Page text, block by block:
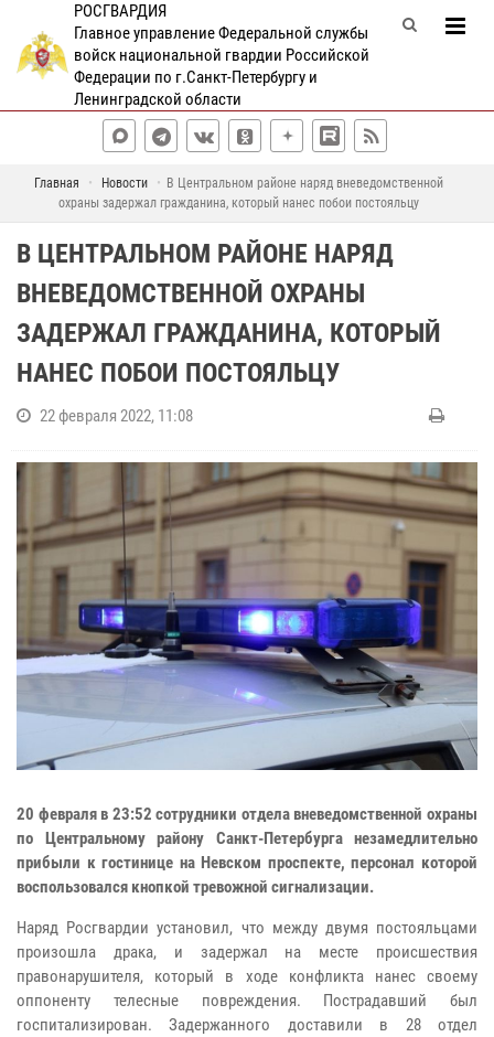
РОСГВАРДИЯ
Главное управление Федеральной службы
войск национальной гвардии Российской
Федерации по г.Санкт-Петербургу и
Ленинградской области
Главная Новости
В Центральном районе наряд вневедомственной
охраны задержал гражданина, который нанес побои постояльцу
В ЦЕНТРАЛЬНОМ РАЙОНЕ НАРЯД
ВНЕВЕДОМСТВЕННОЙ ОХРАНЫ
ЗАДЕРЖАЛ ГРАЖДАНИНА, КОТОРЫЙ
НАНЕС ПОБОИ ПОСТОЯЛЬЦУ
22 февраля 2022, 11:08
20 февраля в 23:52 сотрудники отдела вневедомственной охраны
по Центральному району Санкт-Петербурга незамедлительно
прибыли к гостинице на Невском проспекте, персонал которой
воспользовался кнопкой тревожной сигнализации.
Наряд Росгвардии установил, что между двумя постояльцами
произошла драка, и задержал на месте происшествия
правонарушителя, который в ходе конфликта нанес своему
оппоненту телесные повреждения. Пострадавший был
госпитализирован. Задержанного доставили в 28 отдел